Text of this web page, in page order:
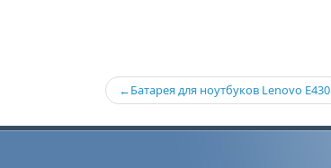
Навигация
Батарея для ноутбуков Lenovo E430